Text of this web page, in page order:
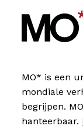
MO* is een
mondiale
begrijpen.
hanteerbaar.